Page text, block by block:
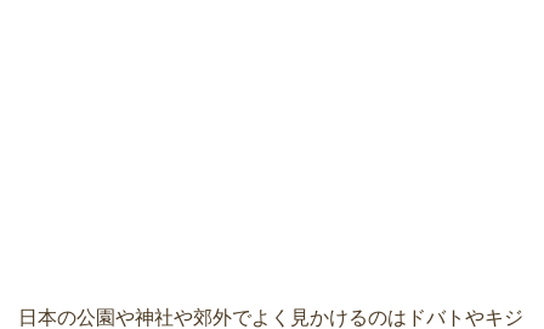
日本の公園や神社や郊外でよく見かけるのはドバトやキジ